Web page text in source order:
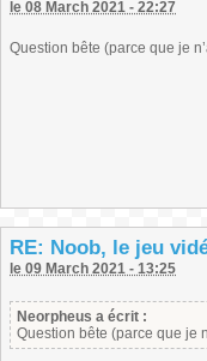
le 08 March 2021 - 22:27
Question bête (parce que je
RE: Noob, le jeu
le 09 March 2021 - 13:25
Neorpheus a écrit :
Question bête (parce que je